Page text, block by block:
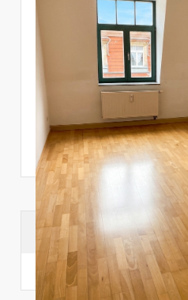
Suchhistorie
noch nichts angesehen